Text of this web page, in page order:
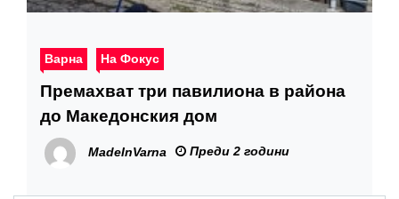
Варна На Фокус
Премахват три павилиона в района
до Македонския дом
MadeInVarna Преди 2 години